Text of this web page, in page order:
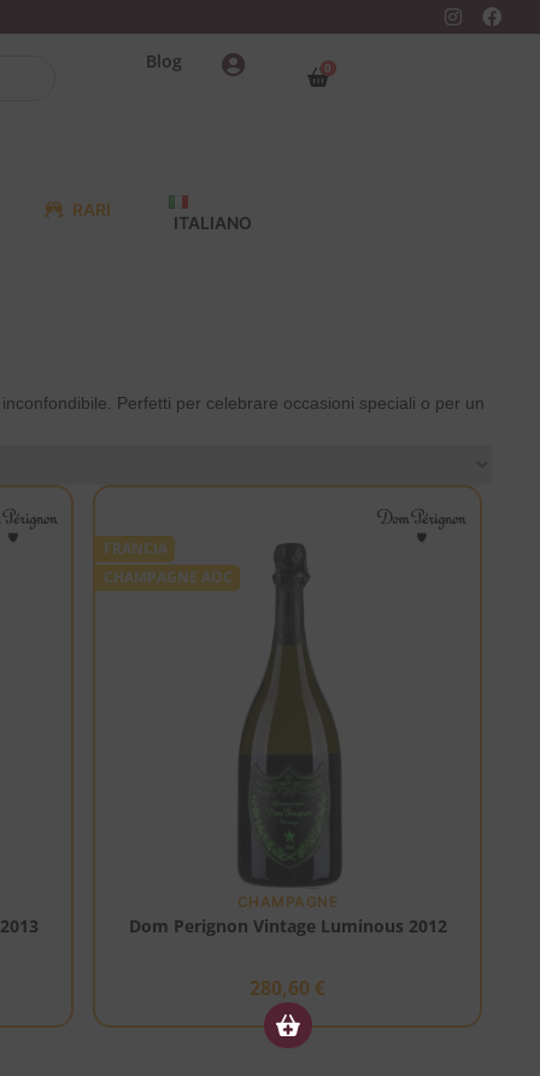
Blog 0
RARI
ITALIANO
Perfetti per celebrare occasioni speciali o per un
FRANCIA
CHAMPAGNE AOC
CHAMPAGNE
Dom Perignon Vintage Luminous 2012
280,60 €